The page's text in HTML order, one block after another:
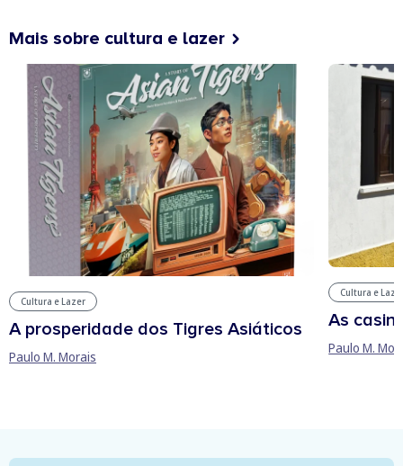
Mais sobre cultura e lazer
Cultura e Lazer
A prosperidade dos Tigres Asiáticos
Paulo M. Morais
Cultura e
As
Paulo M.